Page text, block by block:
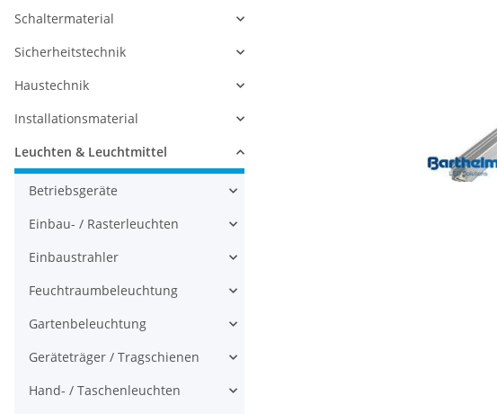
Schaltermaterial
Sicherheitstechnik
Haustechnik
Installationsmaterial
Leuchten & Leuchtmittel
Betriebsgeräte
Einbau- / Rasterleuchten
Einbaustrahler
Feuchtraumbeleuchtung
Gartenbeleuchtung
Geräteträger / Tragschienen
Hand- / Taschenleuchten